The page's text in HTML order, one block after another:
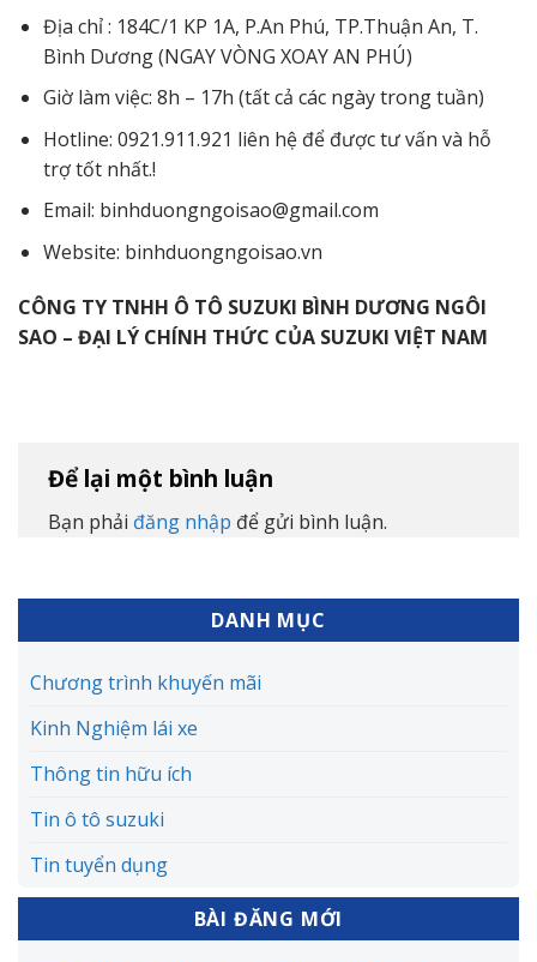
Địa chỉ : 184C/1 KP 1A, P.An Phú, TP.Thuận An, T.
Bình Dương (NGAY VÒNG XOAY AN PHÚ)
Giờ làm việc: 8h – 17h (tất cả các ngày trong tuần)
Hotline: 0921.911.921 liên hệ để được tư vấn và hỗ
trợ tốt nhất.!
Email: binhduongngoisao@gmail.com
Website: binhduongngoisao.vn
CÔNG TY TNHH Ô TÔ SUZUKI BÌNH DƯƠNG NGÔI
SAO – ĐẠI LÝ CHÍNH THỨC CỦA SUZUKI VIỆT NAM
Để lại một bình luận
Bạn phải đăng nhập để gửi bình luận.
DANH MỤC
Chương trình khuyến mãi
Kinh Nghiệm lái xe
Thông tin hữu ích
Tin ô tô suzuki
Tin tuyển dụng
BÀI ĐĂNG MỚI